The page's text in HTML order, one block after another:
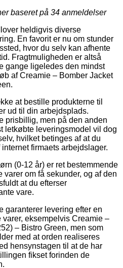
baseret på 34 anmeldelser
heldigvis diverse
En favorit er nu om stunder
hvor du selv kan afhente
Fragtmuligheden er altså
gange ligeledes den mindst
af Creamie – Bomber Jacket
at bestille produkterne til
ud til din arbejdsplads.
prisbillig, men på den anden
letkøbte leveringsmodel vil dog
hvilket betinges af at du
firmaets arbejdslager.
(0-12 år) er ret bestemmende
om få sekunder, og af den
at du efterser
vare.
garanterer levering efter en
eksempelvis Creamie –
– Bistro Green, men som
med at orden realiseres
hensynstagen til at de har
fikset forinden de